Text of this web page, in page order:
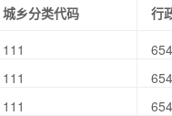
城乡分类代码 行
111
111
111